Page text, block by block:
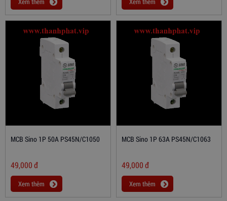
MCB Sino 1P 50A PS45N/C1050
49,000đ
Xem thêm
MCB Sino 1P 63A PS45N/C1063
49,000đ
Xem thêm